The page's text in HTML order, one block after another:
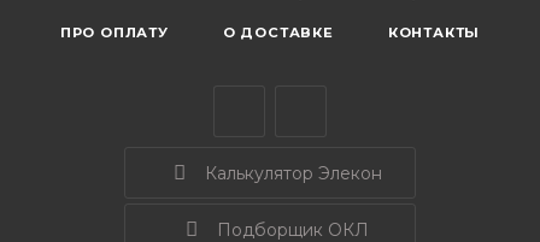
ПРО ОПЛАТУ О ДОСТАВКЕ КОНТАКТЫ
Калькулятор Элекон
Подборщик ОКЛ